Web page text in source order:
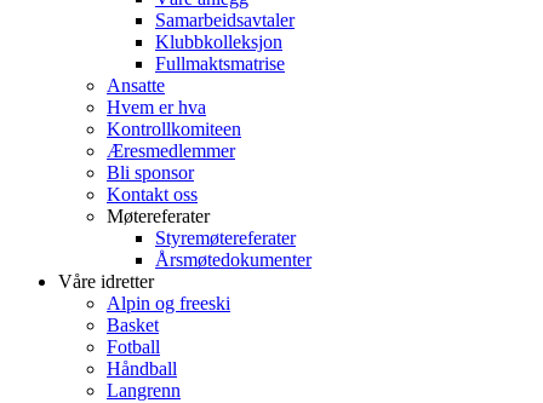
Samarbeidsavtaler
Klubbkolleksjon
Fullmaktsmatrise
Ansatte
Hvem er hva
Kontrollkomiteen
Æresmedlemmer
Bli sponsor
Kontakt oss
Møtereferater
Styremøtereferater
Årsmøtedokumenter
Våre idretter
Alpin og freeski
Basket
Fotball
Håndball
Langrenn